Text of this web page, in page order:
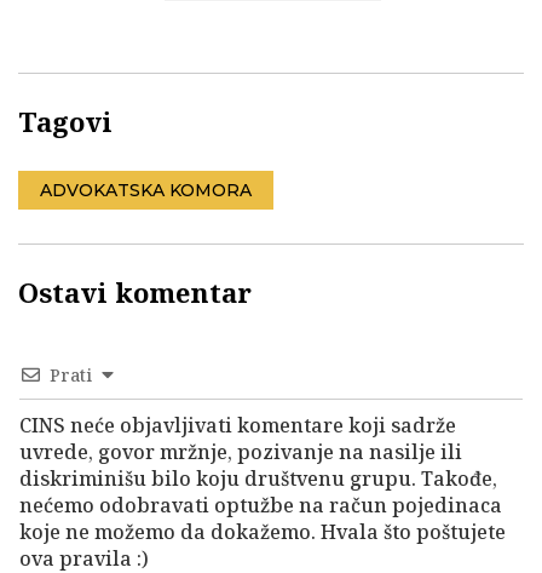
Tagovi
ADVOKATSKA KOMORA
Ostavi komentar
Prati
CINS neće objavljivati komentare koji sadrže
uvrede, govor mržnje, pozivanje na nasilje ili
diskriminišu bilo koju društvenu grupu. Takođe,
nećemo odobravati optužbe na račun pojedinaca
koje ne možemo da dokažemo. Hvala što poštujete
ova pravila :)